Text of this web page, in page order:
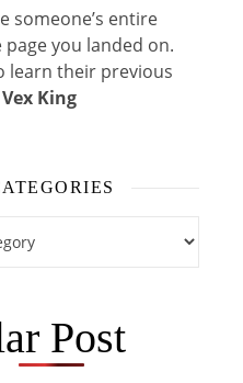
someone’s entire
you landed on.
learn their previous
Vex King
Post